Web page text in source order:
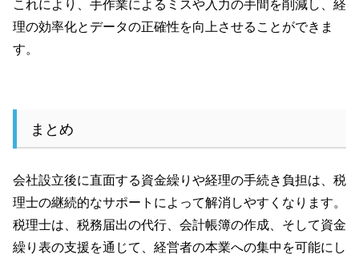
これにより、手作業によるミスや入力の手間を削減し、経
理の効率化とデータの正確性を向上させることができま
す。
まとめ
会社設立後に直面する資金繰りや経理の手続き負担は、税
理士の継続的なサポートによって解消しやすくなります。
税理士は、税務届出の代行、会計帳簿の作成、そして資金
繰り表の支援を通じて、経営者の本業への集中を可能にし